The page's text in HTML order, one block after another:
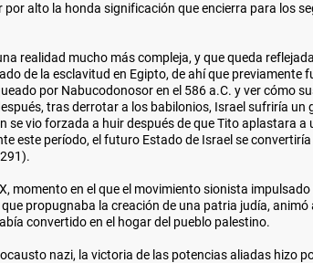
alto la honda significación que encierra para los
realidad mucho más compleja, y que queda
de la esclavitud en Egipto, de ahí que previamente
por Nabucodonosor en el 586 a.C. y ver cómo
tras derrotar a los babilonios, Israel sufriría un
vio forzada a huir después de que Tito aplastara a
este período, el futuro Estado de Israel se
momento en el que el movimiento sionista
propugnaba la creación de una patria judía, animó
convertido en el hogar del pueblo palestino.
nazi, la victoria de las potencias aliadas hizo